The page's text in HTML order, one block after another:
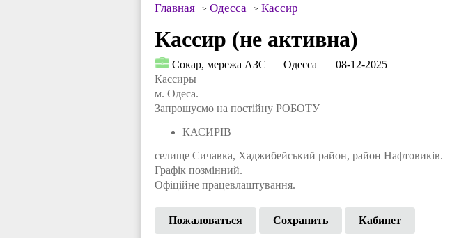
Главная Одесса Кассир
Кассир (не активна)
Сокар, мережа АЗС Одесса
08-12-2025
Кассиры
м. Одеса.
Запрошуємо на постійну РОБОТУ
КАСИРІВ
селище Сичавка, Хаджибейський район, район Нафтовиків.
Графiк позмінний.
Офіційне працевлаштування.
Пожаловаться Сохранить Кабинет